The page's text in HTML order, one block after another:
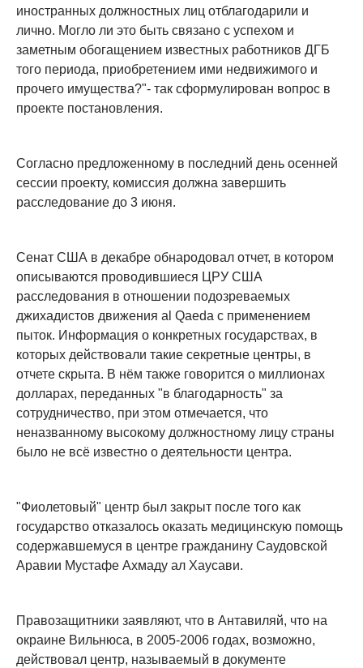
иностранных должностных лиц отблагодарили и
лично. Могло ли это быть связано с успехом и
заметным обогащением известных работников ДГБ
того периода, приобретением ими недвижимого и
прочего имущества?"- так сформулирован вопрос в
проекте постановления.
Согласно предложенному в последний день осенней
сессии проекту, комиссия должна завершить
расследование до 3 июня.
Сенат США в декабре обнародовал отчет, в котором
описываются проводившиеся ЦРУ США
расследования в отношении подозреваемых
джихадистов движения al Qaeda с применением
пыток. Информация о конкретных государствах, в
которых действовали такие секретные центры, в
отчете скрыта. В нём также говорится о миллионах
долларах, переданных "в благодарность" за
сотрудничество, при этом отмечается, что
неназванному высокому должностному лицу страны
было не всё известно о деятельности центра.
"Фиолетовый" центр был закрыт после того как
государство отказалось оказать медицинскую помощь
содержавшемуся в центре гражданину Саудовской
Аравии Мустафе Ахмаду ал Хаусави.
Правозащитники заявляют, что в Антавиляй, что на
окраине Вильнюса, в 2005-2006 годах, возможно,
действовал центр, называемый в документе